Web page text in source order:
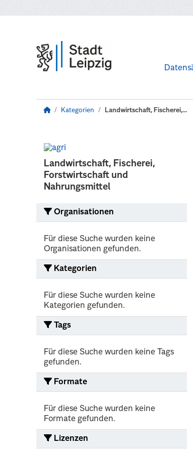
Kategorien Landwirtschaft, Fischerei,...
Landwirtschaft, Fischerei,
Forstwirtschaft und
Nahrungsmittel
Organisationen
Für diese Suche wurden keine
Organisationen gefunden.
Kategorien
Für diese Suche wurden keine
Kategorien gefunden.
Tags
Für diese Suche wurden keine Tags
gefunden.
Formate
Für diese Suche wurden keine
Formate gefunden.
Lizenzen